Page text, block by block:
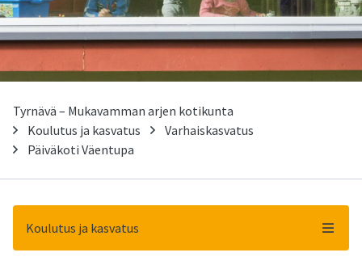
Tyrnävä – Mukavamman arjen kotikunta
Koulutus ja kasvatus
Varhaiskasvatus
Päiväkoti Väentupa
Koulutus ja kasvatus